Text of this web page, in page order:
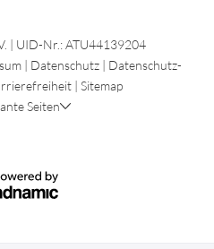
| UID-Nr.: ATU44139204
| Datenschutz | Datenschutz-
| Sitemap
Seiten